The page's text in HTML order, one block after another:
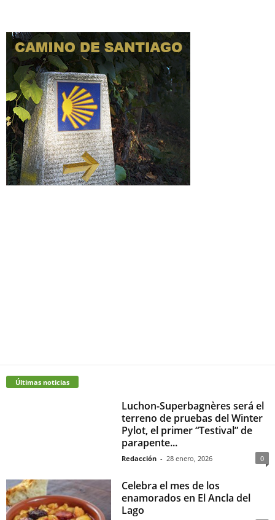
Últimas noticias
Luchon-Superbagnères será el
terreno de pruebas del Winter
Pylot, el primer “Testival” de
parapente...
Redacción - 28 enero, 2026 0
Celebra el mes de los
enamorados en El Ancla del
Lago